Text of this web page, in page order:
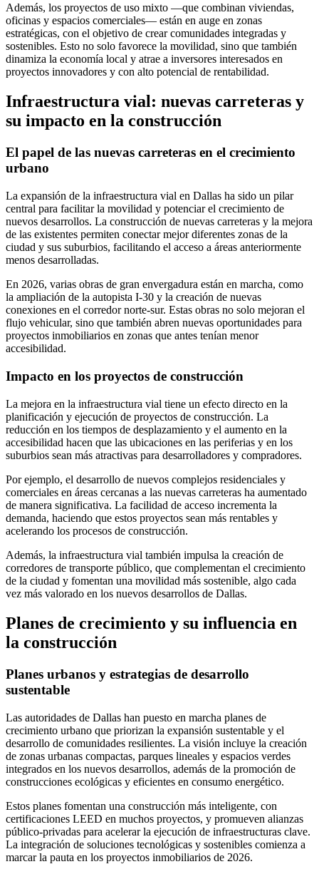
Además, los proyectos de uso mixto —que combinan viviendas,
oficinas y espacios comerciales— están en auge en zonas
estratégicas, con el objetivo de crear comunidades integradas y
sostenibles. Esto no solo favorece la movilidad, sino que también
dinamiza la economía local y atrae a inversores interesados en
proyectos innovadores y con alto potencial de rentabilidad.
Infraestructura vial: nuevas carreteras y
su impacto en la construcción
El papel de las nuevas carreteras en el crecimiento
urbano
La expansión de la infraestructura vial en Dallas ha sido un pilar
central para facilitar la movilidad y potenciar el crecimiento de
nuevos desarrollos. La construcción de nuevas carreteras y la mejora
de las existentes permiten conectar mejor diferentes zonas de la
ciudad y sus suburbios, facilitando el acceso a áreas anteriormente
menos desarrolladas.
En 2026, varias obras de gran envergadura están en marcha, como
la ampliación de la autopista I-30 y la creación de nuevas
conexiones en el corredor norte-sur. Estas obras no solo mejoran el
flujo vehicular, sino que también abren nuevas oportunidades para
proyectos inmobiliarios en zonas que antes tenían menor
accesibilidad.
Impacto en los proyectos de construcción
La mejora en la infraestructura vial tiene un efecto directo en la
planificación y ejecución de proyectos de construcción. La
reducción en los tiempos de desplazamiento y el aumento en la
accesibilidad hacen que las ubicaciones en las periferias y en los
suburbios sean más atractivas para desarrolladores y compradores.
Por ejemplo, el desarrollo de nuevos complejos residenciales y
comerciales en áreas cercanas a las nuevas carreteras ha aumentado
de manera significativa. La facilidad de acceso incrementa la
demanda, haciendo que estos proyectos sean más rentables y
acelerando los procesos de construcción.
Además, la infraestructura vial también impulsa la creación de
corredores de transporte público, que complementan el crecimiento
de la ciudad y fomentan una movilidad más sostenible, algo cada
vez más valorado en los nuevos desarrollos de Dallas.
Planes de crecimiento y su influencia en
la construcción
Planes urbanos y estrategias de desarrollo
sustentable
Las autoridades de Dallas han puesto en marcha planes de
crecimiento urbano que priorizan la expansión sustentable y el
desarrollo de comunidades resilientes. La visión incluye la creación
de zonas urbanas compactas, parques lineales y espacios verdes
integrados en los nuevos desarrollos, además de la promoción de
construcciones ecológicas y eficientes en consumo energético.
Estos planes fomentan una construcción más inteligente, con
certificaciones LEED en muchos proyectos, y promueven alianzas
público-privadas para acelerar la ejecución de infraestructuras clave.
La integración de soluciones tecnológicas y sostenibles comienza a
marcar la pauta en los proyectos inmobiliarios de 2026.